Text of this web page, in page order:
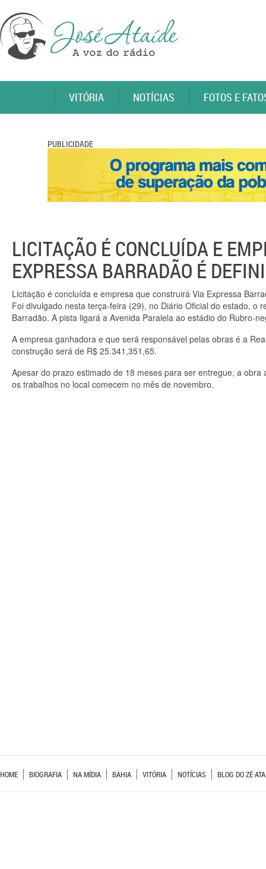
VITÓRIA NOTÍCIAS FOTOS E
PUBLICIDADE
LICITAÇÃO É CONCLUÍDA E
EXPRESSA BARRADÃO É
Licitação é concluída e empresa que construirá Via Expressa
Foi divulgado nesta terça-feira (29), no Diário Oficial do estado, o
Barradão. A pista ligará a Avenida Paralela ao estádio do Rubro-
A empresa ganhadora e que será responsável pelas obras é a
construção será de R$ 25.341,351,65.
Apesar do prazo estimado de 18 meses para ser entregue, a
os trabalhos no local comecem no mês de novembro.
HOME BIOGRAFIA NA MÍDIA BAHIA VITÓRIA NOTÍCIAS BLOG DO ZÉ